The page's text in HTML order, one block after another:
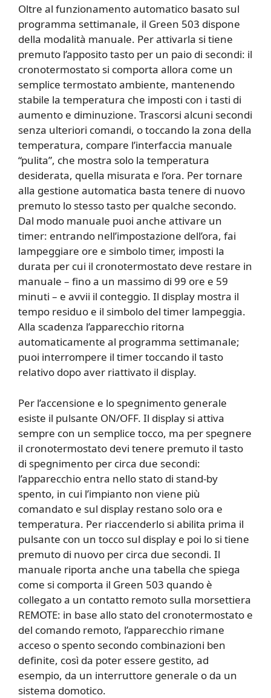
Oltre al funzionamento automatico basato sul
programma settimanale, il Green 503 dispone
della modalità manuale. Per attivarla si tiene
premuto l’apposito tasto per un paio di secondi: il
cronotermostato si comporta allora come un
semplice termostato ambiente, mantenendo
stabile la temperatura che imposti con i tasti di
aumento e diminuzione. Trascorsi alcuni secondi
senza ulteriori comandi, o toccando la zona della
temperatura, compare l’interfaccia manuale
“pulita”, che mostra solo la temperatura
desiderata, quella misurata e l’ora. Per tornare
alla gestione automatica basta tenere di nuovo
premuto lo stesso tasto per qualche secondo.
Dal modo manuale puoi anche attivare un
timer: entrando nell’impostazione dell’ora, fai
lampeggiare ore e simbolo timer, imposti la
durata per cui il cronotermostato deve restare in
manuale – fino a un massimo di 99 ore e 59
minuti – e avvii il conteggio. Il display mostra il
tempo residuo e il simbolo del timer lampeggia.
Alla scadenza l’apparecchio ritorna
automaticamente al programma settimanale;
puoi interrompere il timer toccando il tasto
relativo dopo aver riattivato il display.
Per l’accensione e lo spegnimento generale
esiste il pulsante ON/OFF. Il display si attiva
sempre con un semplice tocco, ma per spegnere
il cronotermostato devi tenere premuto il tasto
di spegnimento per circa due secondi:
l’apparecchio entra nello stato di stand-by
spento, in cui l’impianto non viene più
comandato e sul display restano solo ora e
temperatura. Per riaccenderlo si abilita prima il
pulsante con un tocco sul display e poi lo si tiene
premuto di nuovo per circa due secondi. Il
manuale riporta anche una tabella che spiega
come si comporta il Green 503 quando è
collegato a un contatto remoto sulla morsettiera
REMOTE: in base allo stato del cronotermostato e
del comando remoto, l’apparecchio rimane
acceso o spento secondo combinazioni ben
definite, così da poter essere gestito, ad
esempio, da un interruttore generale o da un
sistema domotico.